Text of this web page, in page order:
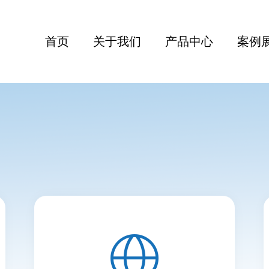
首页 关于我们 产品中心 案例